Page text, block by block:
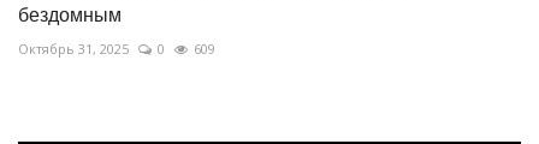
бездомным
Октябрь 31, 2025 0 609